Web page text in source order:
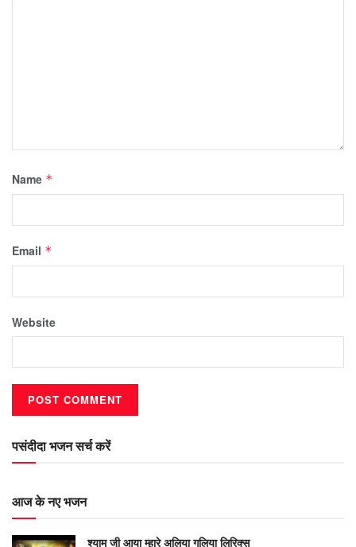
Name *
Email *
Website
पसंदीदा भजन सर्च करें
आज के नए भजन
श्याम जी आया म्हारे अलिया गलिया लिरिक्स